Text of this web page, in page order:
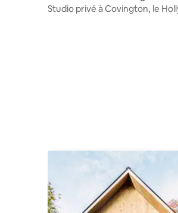
Studio privé à Covington, le